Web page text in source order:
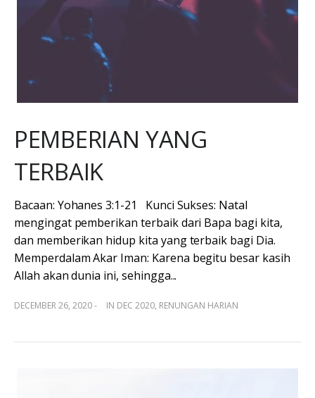
PEMBERIAN YANG
TERBAIK
Bacaan: Yohanes 3:1-21 Kunci Sukses: Natal
mengingat pemberikan terbaik dari Bapa bagi kita,
dan memberikan hidup kita yang terbaik bagi Dia.
Memperdalam Akar Iman: Karena begitu besar kasih
Allah akan dunia ini, sehingga...
DECEMBER 26, 2020 - IN DEC 2020, RENUNGAN HARIAN